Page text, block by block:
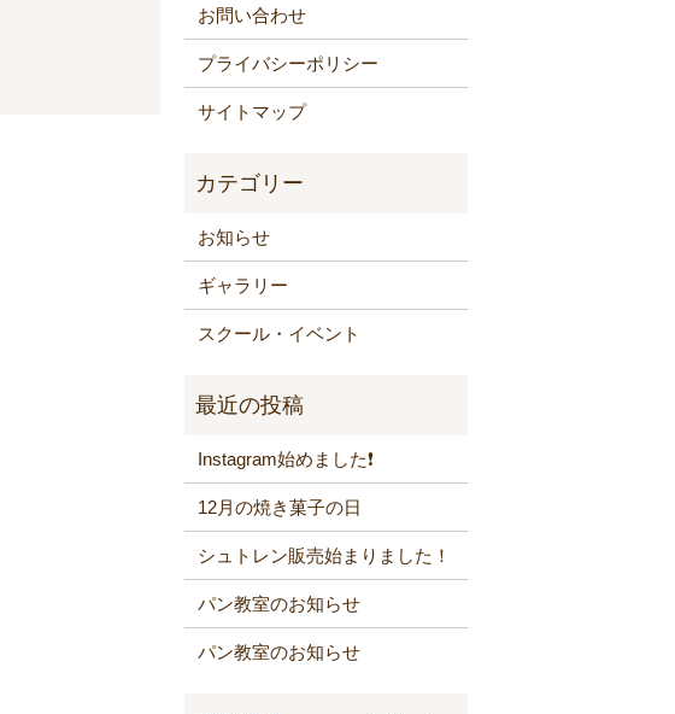
お問い合わせ
プライバシーポリシー
サイトマップ
お知らせ
ギャラリー
スクール・イベント
Instagram始めました❗️
12月の焼き菓子の日
シュトレン販売始まりました！
パン教室のお知らせ
パン教室のお知らせ